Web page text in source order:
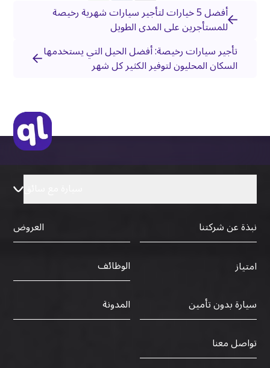
أفضل 5 خيارات لتأجير سيارات شهرية رخيصة
للمستأجرين على المدى الطويل
تأجير سيارات رخيصة: أفضل الحيل التي يستخدمها
السكان المحليون لتوفير الكثير كل شهر
نبذة عن شركتنا
العروض
امتياز
الوظائف
سيارة بدون تأمين
المدونة
تواصل معنا